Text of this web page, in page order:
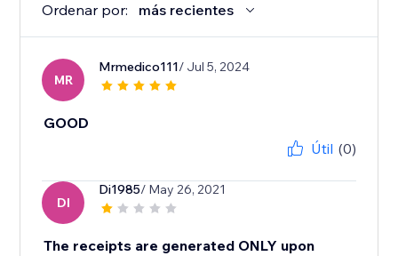
Ordenar por: más recientes
MR
Mrmedico111/ Jul 5, 2024
GOOD
Útil (0)
DI
Di1985/ May 26, 2021
The receipts are generated ONLY upon